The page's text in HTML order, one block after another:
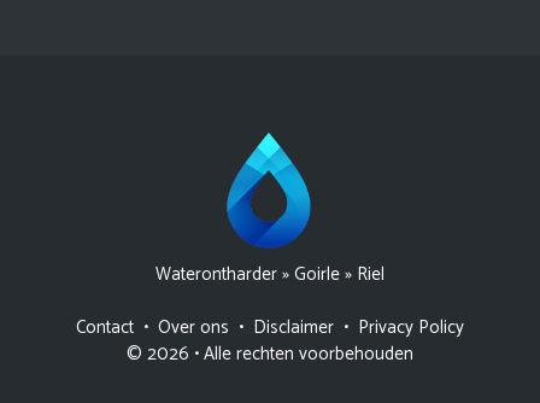
Waterontharder»Goirle» Riel
Contact • Over ons • Disclaimer • Privacy Policy
© 2026 • Alle rechten voorbehouden